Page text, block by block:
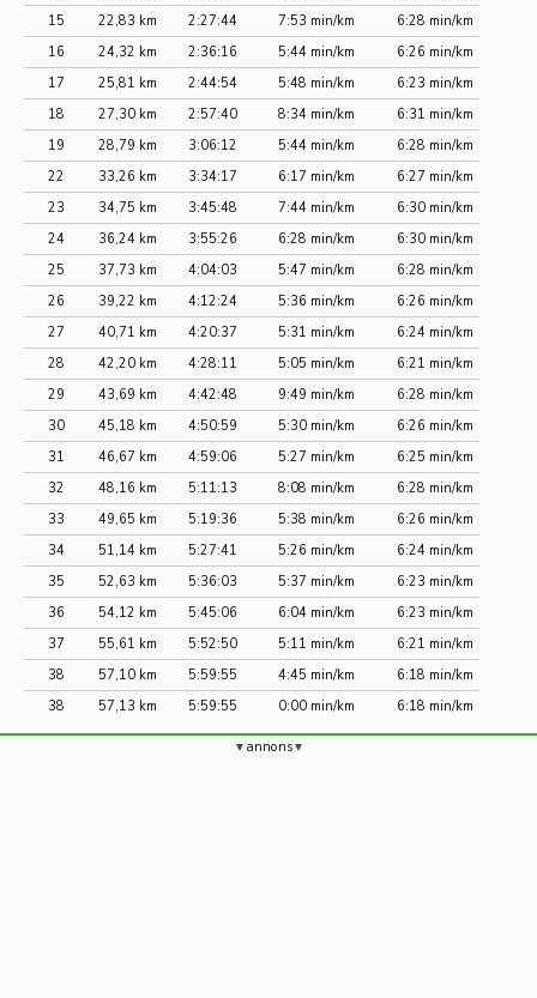
15
22,83 km 2:27:44 7:53 min/km
6:28 min/km
16
24,32 km 2:36:16 5:44 min/km
6:26 min/km
17
25,81 km 2:44:54 5:48 min/km
6:23 min/km
18
27,30 km 2:57:40 8:34 min/km
6:31 min/km
19
28,79 km 3:06:12 5:44 min/km
6:28 min/km
22
33,26 km 3:34:17 6:17 min/km
6:27 min/km
23
34,75 km 3:45:48 7:44 min/km
6:30 min/km
24
36,24 km 3:55:26 6:28 min/km
6:30 min/km
25
37,73 km 4:04:03 5:47 min/km
6:28 min/km
26
39,22 km 4:12:24 5:36 min/km
6:26 min/km
27
40,71 km 4:20:37 5:31 min/km
6:24 min/km
28
42,20 km 4:28:11 5:05 min/km
6:21 min/km
29
43,69 km 4:42:48 9:49 min/km
6:28 min/km
30
45,18 km 4:50:59 5:30 min/km
6:26 min/km
31
46,67 km 4:59:06 5:27 min/km
6:25 min/km
32
48,16 km 5:11:13 8:08 min/km
6:28 min/km
33
49,65 km 5:19:36 5:38 min/km
6:26 min/km
34
51,14 km 5:27:41 5:26 min/km
6:24 min/km
35
52,63 km 5:36:03 5:37 min/km
6:23 min/km
36
54,12 km 5:45:06 6:04 min/km
6:23 min/km
37
55,61 km 5:52:50 5:11 min/km
6:21 min/km
38
57,10 km 5:59:55 4:45 min/km
6:18 min/km
38
57,13 km 5:59:55 0:00 min/km 6:18 min/km
annons